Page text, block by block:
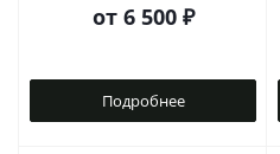
от 6 500 ₽
Подробнее